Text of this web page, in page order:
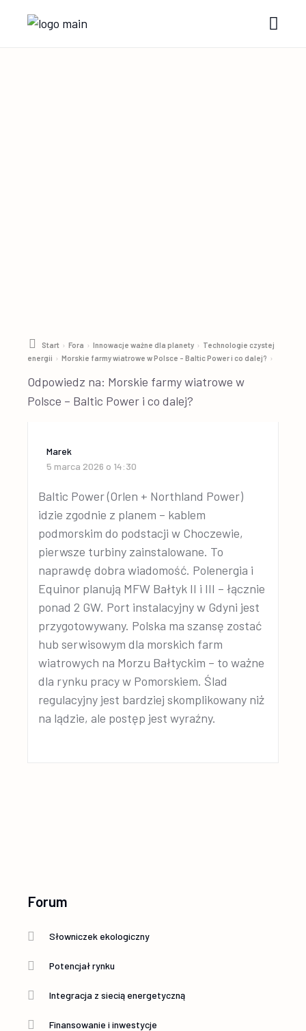
Start › Fora › Innowacje ważne dla planety › Technologie czystej
energii › Morskie farmy wiatrowe w Polsce – Baltic Power i co dalej? ›
Odpowiedz na: Morskie farmy wiatrowe w
Polsce – Baltic Power i co dalej?
Marek
5 marca 2026 o 14:30
Baltic Power (Orlen + Northland Power)
idzie zgodnie z planem – kablem
podmorskim do podstacji w Choczewie,
pierwsze turbiny zainstalowane. To
naprawdę dobra wiadomość. Polenergia i
Equinor planują MFW Bałtyk II i III – łącznie
ponad 2 GW. Port instalacyjny w Gdyni jest
przygotowywany. Polska ma szansę zostać
hub serwisowym dla morskich farm
wiatrowych na Morzu Bałtyckim – to ważne
dla rynku pracy w Pomorskiem. Ślad
regulacyjny jest bardziej skomplikowany niż
na lądzie, ale postęp jest wyraźny.
Forum
Słowniczek ekologiczny
Potencjał rynku
Integracja z siecią energetyczną
Finansowanie i inwestycje